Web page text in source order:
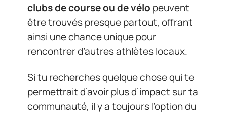
clubs de course ou de vélo peuvent
être trouvés presque partout, offrant
ainsi une chance unique pour
rencontrer d’autres athlètes locaux.
Si tu recherches quelque chose qui te
permettrait d’avoir plus d’impact sur ta
communauté, il y a toujours l’option du